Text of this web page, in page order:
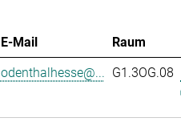
E-Mail Raum
odenthalhesse@... G1.3OG.08